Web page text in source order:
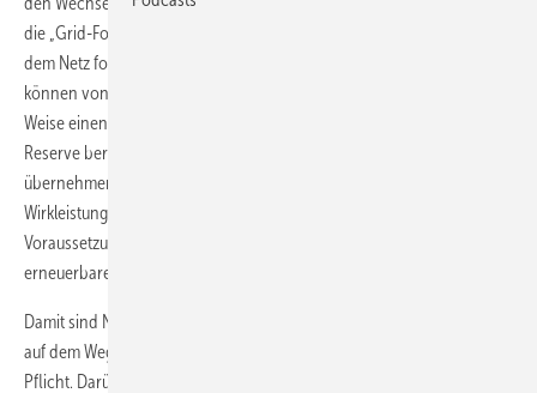
die „Grid-Forming-Technology“ verhindert, dass die Wechselrichter
dem Netz folgen, wenn es einbricht. Netzbildenden Wechselrichter
können von sich aus Spannung aufbauen und halten und auf diese
Weise einen Blackout verhindern und Blindleistung oder Momentan-
Reserve bereitstellen. Diese Netzbildenden Wechselrichter
übernehmen damit Kraftwerkseigenschaften, indem sie die
Wirkleistung rotierender Massen ersetzen – eine wichtige
Voraussetzung für einen 100prozentige Vollversorgung mit
erneuerbaren Energien.
Damit sind Netzbildende Wechselrichter nicht nur eine gute Erfindung
auf dem Weg zur CO2-Neutralität, sondern ihr Einsatz wird auch
Pflicht. Darüber hinaus gibt es inzwischen auch schon erste